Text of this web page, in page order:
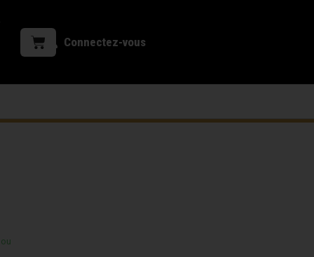
Connectez-vous